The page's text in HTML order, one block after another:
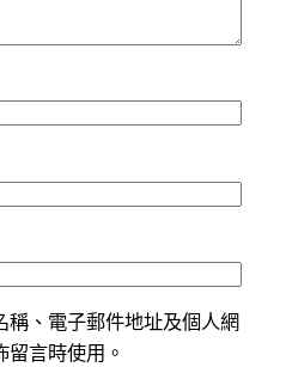
稱、電子郵件地址及個人網
言時使用。